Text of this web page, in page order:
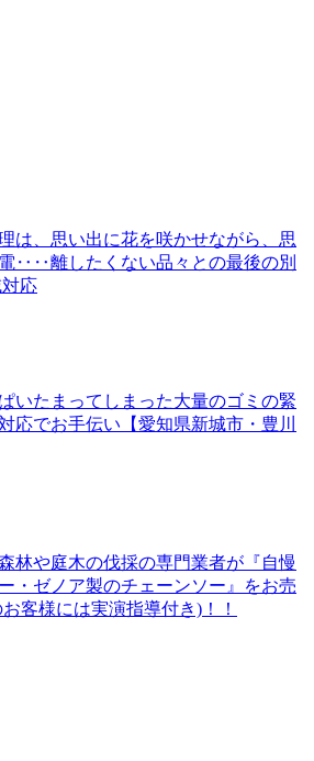
は、思い出に花を咲かせながら、思
‥‥離したくない品々との最後の別
応
いたまってしまった大量のゴミの緊
応でお手伝い【愛知県新城市・豊川
林や庭木の伐採の専門業者が『自慢
・ゼノア製のチェーンソー』をお売
客様には実演指導付き)！！